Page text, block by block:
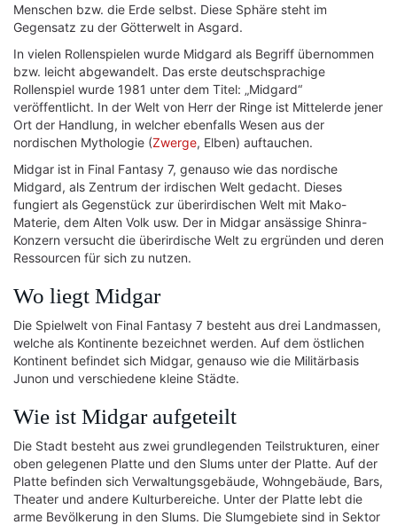
Menschen bzw. die Erde selbst. Diese Sphäre steht im
Gegensatz zu der Götterwelt in Asgard.
In vielen Rollenspielen wurde Midgard als Begriff übernommen
bzw. leicht abgewandelt. Das erste deutschsprachige
Rollenspiel wurde 1981 unter dem Titel: „Midgard“
veröffentlicht. In der Welt von Herr der Ringe ist Mittelerde jener
Ort der Handlung, in welcher ebenfalls Wesen aus der
nordischen Mythologie (Zwerge, Elben) auftauchen.
Midgar ist in Final Fantasy 7, genauso wie das nordische
Midgard, als Zentrum der irdischen Welt gedacht. Dieses
fungiert als Gegenstück zur überirdischen Welt mit Mako-
Materie, dem Alten Volk usw. Der in Midgar ansässige Shinra-
Konzern versucht die überirdische Welt zu ergründen und deren
Ressourcen für sich zu nutzen.
Wo liegt Midgar
Die Spielwelt von Final Fantasy 7 besteht aus drei Landmassen,
welche als Kontinente bezeichnet werden. Auf dem östlichen
Kontinent befindet sich Midgar, genauso wie die Militärbasis
Junon und verschiedene kleine Städte.
Wie ist Midgar aufgeteilt
Die Stadt besteht aus zwei grundlegenden Teilstrukturen, einer
oben gelegenen Platte und den Slums unter der Platte. Auf der
Platte befinden sich Verwaltungsgebäude, Wohngebäude, Bars,
Theater und andere Kulturbereiche. Unter der Platte lebt die
arme Bevölkerung in den Slums. Die Slumgebiete sind in Sektor